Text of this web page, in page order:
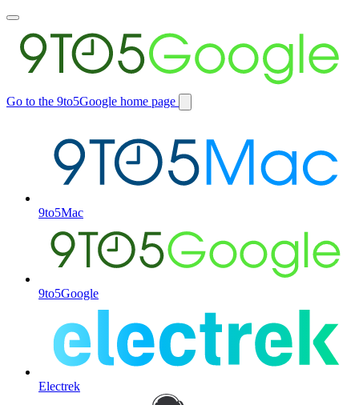
Toggle
main
menu
Go to the 9to5Google home page
Switch
9to5Mac
9to5Google
Electrek